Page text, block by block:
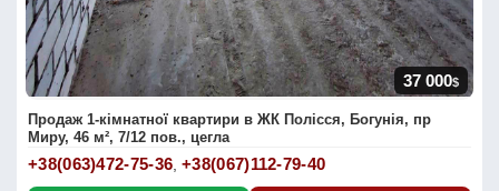
37 000$
Продаж 1-кімнатної квартири в ЖК Полісся, Богунія, пр
Миру, 46 м², 7/12 пов., цегла
+38(063)472-75-36 ,+38(067)112-79-40